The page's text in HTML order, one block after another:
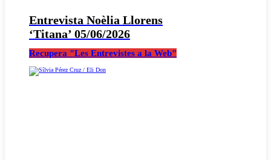
Entrevista Noèlia Llorens
‘Titana’ 05/06/2026
Recupera "Les Entrevistes a la Web"